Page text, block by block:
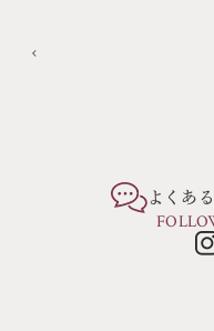
よくあ